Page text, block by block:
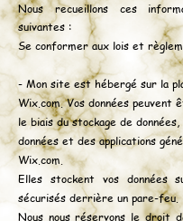
Nous recueillons ces
suivantes :
​Se conformer aux lois et
- Mon site est hébergé sur la
Wix.com. Vos données peuvent
le biais du stockage de
données et des applications
Wix.com.
Elles stockent vos données
sécurisés derrière un pare-feu.
Nous nous réservons le droit